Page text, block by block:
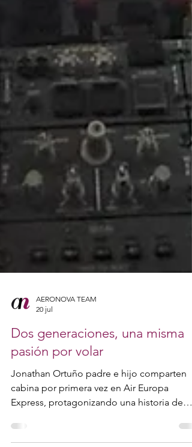
20 jul
Dos generaciones, una misma
pasión por volar
Jonathan Ortuño padre e hijo comparten
cabina por primera vez en Air Europa
Express, protagonizando una historia de
vocación, legado familiar y pasión por la